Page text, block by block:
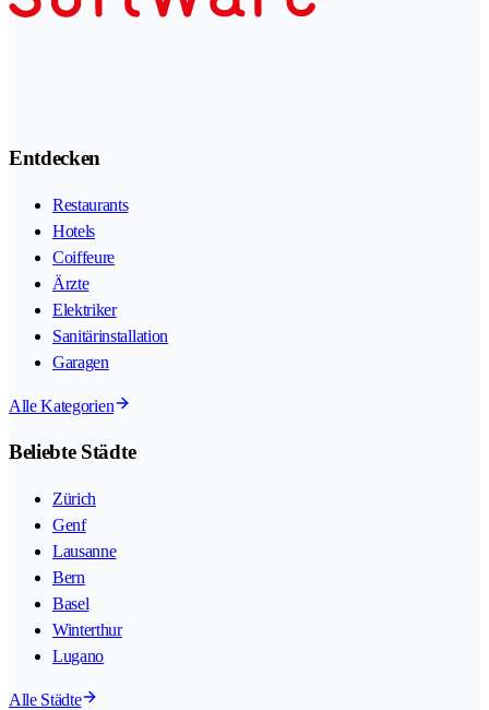
Entdecken
Restaurants
Hotels
Coiffeure
Ärzte
Elektriker
Sanitärinstallation
Garagen
Alle Kategorien
Beliebte Städte
Zürich
Genf
Lausanne
Bern
Basel
Winterthur
Lugano
Alle Städte